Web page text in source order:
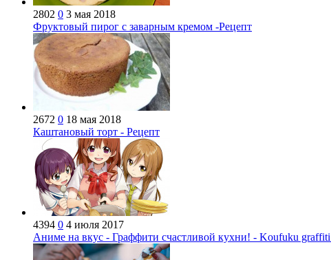
2802 0 3 мая 2018
Фруктовый пирог с заварным кремом -Рецепт
2672 0 18 мая 2018
Каштановый торт - Рецепт
4394 0 4 июля 2017
Аниме на вкус - Граффити счастливой кухни! - Koufuku